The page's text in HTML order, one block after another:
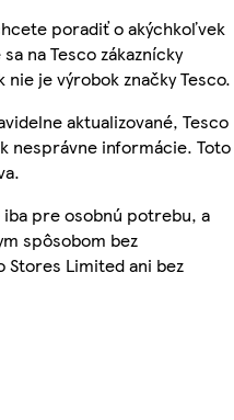
poradiť o akýchkoľvek
na Tesco zákaznícky
je výrobok značky Tesco.
aktualizované, Tesco
nesprávne informácie. Toto
pre osobnú potrebu, a
spôsobom bez
Stores Limited ani bez